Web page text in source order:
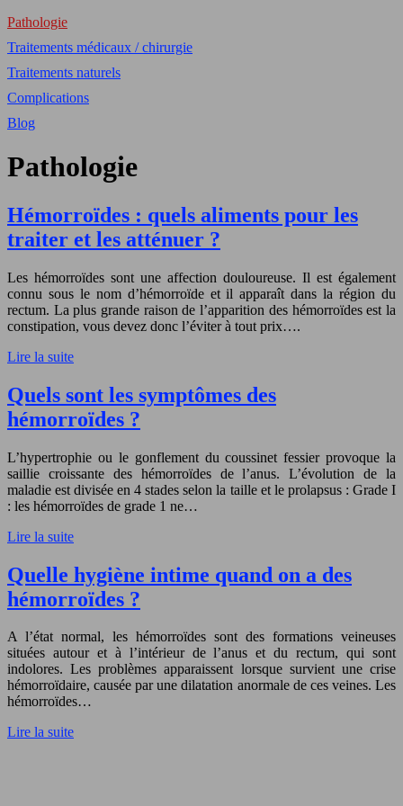
Pathologie
Traitements médicaux / chirurgie
Traitements naturels
Complications
Blog
Pathologie
Hémorroïdes : quels aliments pour les
traiter et les atténuer ?
Les hémorroïdes sont une affection douloureuse. Il est également
connu sous le nom d’hémorroïde et il apparaît dans la région du
rectum. La plus grande raison de l’apparition des hémorroïdes est la
constipation, vous devez donc l’éviter à tout prix….
Lire la suite
Quels sont les symptômes des
hémorroïdes ?
L’hypertrophie ou le gonflement du coussinet fessier provoque la
saillie croissante des hémorroïdes de l’anus. L’évolution de la
maladie est divisée en 4 stades selon la taille et le prolapsus : Grade I
: les hémorroïdes de grade 1 ne…
Lire la suite
Quelle hygiène intime quand on a des
hémorroïdes ?
A l’état normal, les hémorroïdes sont des formations veineuses
situées autour et à l’intérieur de l’anus et du rectum, qui sont
indolores. Les problèmes apparaissent lorsque survient une crise
hémorroïdaire, causée par une dilatation anormale de ces veines. Les
hémorroïdes…
Lire la suite